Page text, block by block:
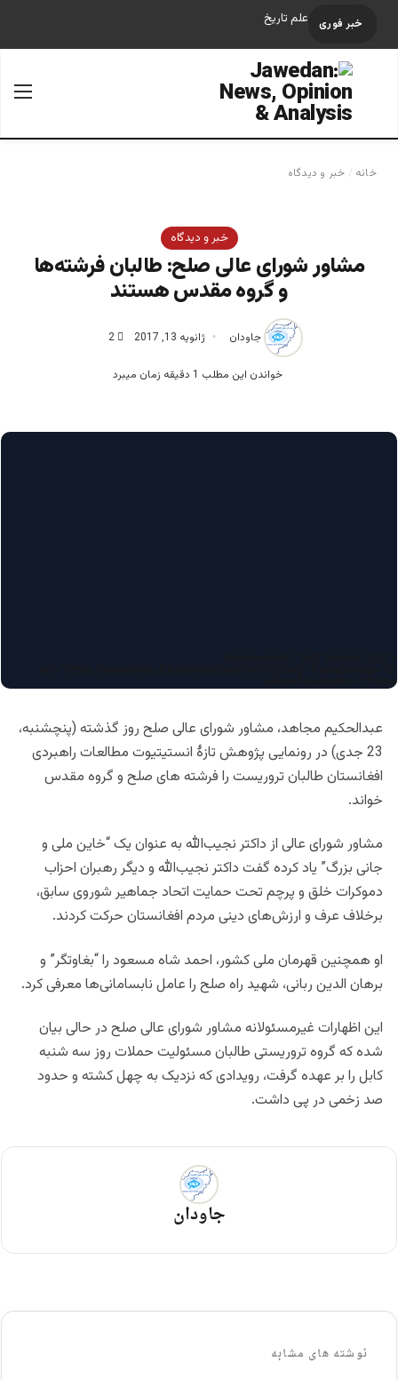
خبر فوری علم تاریخ
جستجو برای
خانه / خبر و دیدگاه
خبر و دیدگاه
مشاور شورای عالی صلح: طالبان فرشته‌ها
و گروه مقدس هستند
جاودان ژانویه 13, 2017 2
خواندن این مطلب 1 دقیقه زمان میبرد
allowfullscreen></iframe>
عبدالحکیم مجاهد، مشاور شورای عالی صلح روز گذشته (پنچشنبه،
23 جدی) در رونمایی پژوهش تازۀ انستیتیوت مطالعات راهبردی
افغانستان طالبان تروریست را فرشته های صلح و گروه مقدس
خواند.
مشاور شورای عالی از داکتر نجیب‌الله به عنوان یک “خاین ملی و
جانی بزرگ” یاد کرده گفت داکتر نجیب‌الله و دیگر رهبران احزاب
دموکرات خلق و پرچم تحت حمایت اتحاد جماهیر شوروی سابق،
برخلاف عرف و ارزش‌های دینی مردم افغانستان حرکت کردند.
او همچنین قهرمان ملی کشور، احمد شاه مسعود را “بغاوتگر” و
برهان الدین ربانی، شهید راه صلح را عامل نابسامانی‌ها معرفی کرد.
این اظهارات غیرمسئولانه مشاور شورای عالی صلح در حالی بیان
شده که گروه تروریستی طالبان مسئولیت حملات روز سه شنبه
کابل را بر عهده گرفت، رویدادی که نزدیک به چهل کشته و حدود
صد زخمی در پی داشت.
جاودان
نوشته های مشابه